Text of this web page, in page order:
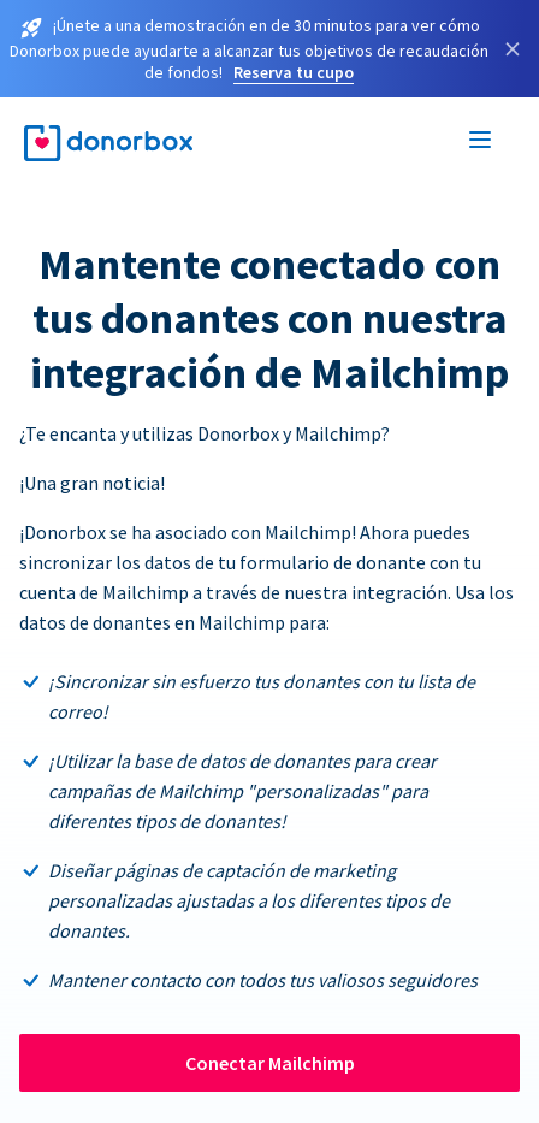
¡Únete a una demostración en de 30 minutos para ver cómo
Donorbox puede ayudarte a alcanzar tus objetivos de recaudación
de fondos!
Reserva tu cupo
×
Mantente conectado con
tus donantes con nuestra
integración de Mailchimp
¿Te encanta y utilizas Donorbox y Mailchimp?
¡Una gran noticia!
¡Donorbox se ha asociado con Mailchimp! Ahora puedes
sincronizar los datos de tu formulario de donante con tu
cuenta de Mailchimp a través de nuestra integración. Usa los
datos de donantes en Mailchimp para:
¡Sincronizar sin esfuerzo tus donantes con tu lista de
correo!
¡Utilizar la base de datos de donantes para crear
campañas de Mailchimp "personalizadas" para
diferentes tipos de donantes!
Diseñar páginas de captación de marketing
personalizadas ajustadas a los diferentes tipos de
donantes.
Mantener contacto con todos tus valiosos seguidores
Conectar Mailchimp